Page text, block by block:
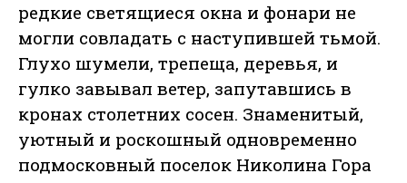
редкие светящиеся окна и фонари не
могли совладать с наступившей тьмой.
Глухо шумели, трепеща, деревья, и
гулко завывал ветер, запутавшись в
кронах столетних сосен. Знаменитый,
уютный и роскошный одновременно
подмосковный поселок Николина Гора